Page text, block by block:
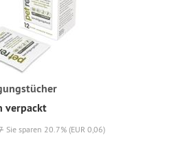
verpackt
Sie sparen 20.7% (EUR 0,06)